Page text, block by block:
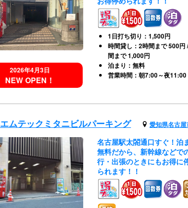
2026年4月3日
NEW OPEN！
1日打ち切り：1,500円
時間貸し：2時間まで 500円
間まで 1,000円
泊まり：無料
営業時間：朝7:00～夜11:00
エムテックミタニビルパーキング 愛知県名古
名古屋駅太閤通口すぐ！泊
無料だから、新幹線などで
行・出張のときにもお得に
られます！！